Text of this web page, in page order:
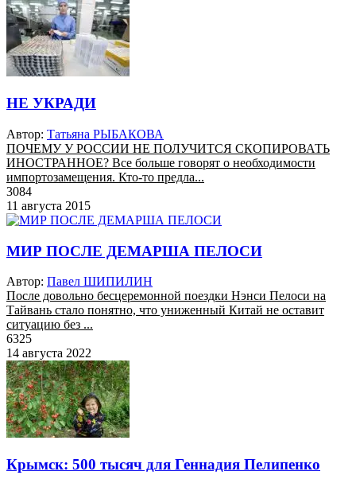
НЕ УКРАДИ
Автор: Татьяна РЫБАКОВА
ПОЧЕМУ У РОССИИ НЕ ПОЛУЧИТСЯ СКОПИРОВАТЬ
ИНОСТРАННОЕ? Все больше говорят о необходимости
импортозамещения. Кто-то предла...
3084
11 августа 2015
МИР ПОСЛЕ ДЕМАРША ПЕЛОСИ
Автор: Павел ШИПИЛИН
После довольно бесцеремонной поездки Нэнси Пелоси на
Тайвань стало понятно, что униженный Китай не оставит
ситуацию без ...
6325
14 августа 2022
Крымск: 500 тысяч для Геннадия Пелипенко